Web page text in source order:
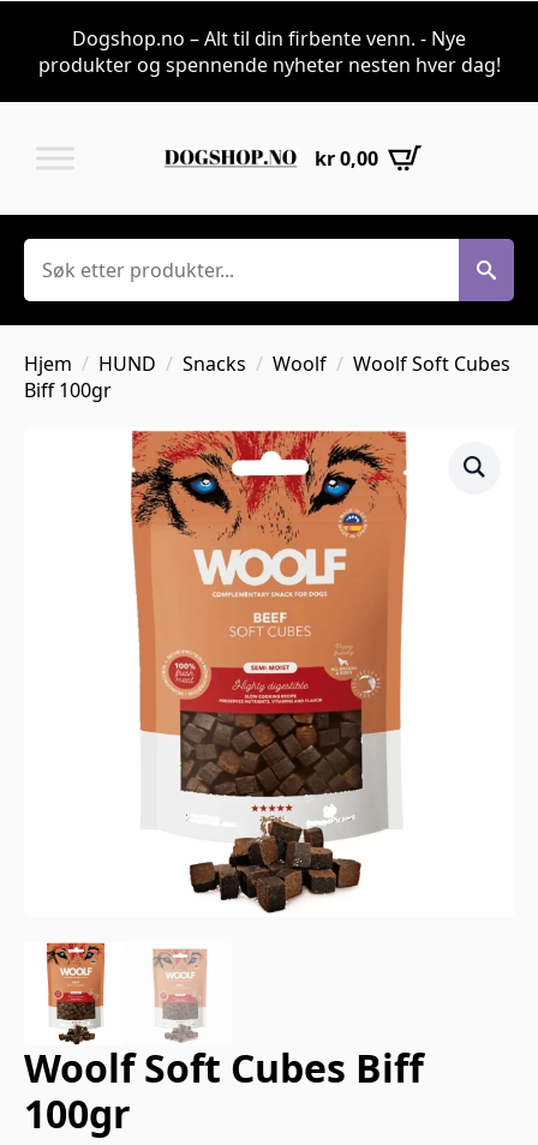
Dogshop.no – Alt til din firbente venn. - Nye
produkter og spennende nyheter nesten hver dag!
kr0,00
Søk
Hjem HUND Snacks Woolf
Woolf Soft Cubes
Biff 100gr
Woolf Soft Cubes Biff
100gr